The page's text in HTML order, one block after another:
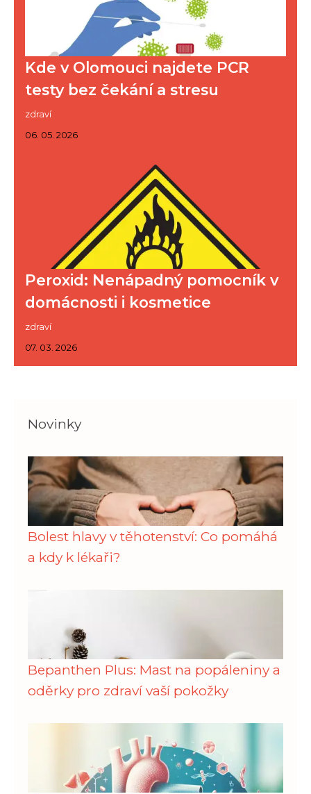
Kde v Olomouci najdete PCR
testy bez čekání a stresu
zdraví
06. 05. 2026
Peroxid: Nenápadný pomocník v
domácnosti i kosmetice
zdraví
07. 03. 2026
Novinky
Bolest hlavy v těhotenství: Co pomáhá
a kdy k lékaři?
Bepanthen Plus: Mast na popáleniny a
oděrky pro zdraví vaší pokožky